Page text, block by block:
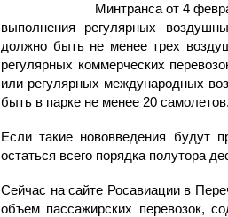
Минтранса от 4
выполнения регулярных
должно быть не менее трех
регулярных коммерческих
или регулярных международных
быть в парке не менее 20
Если такие нововведения будут
остаться всего порядка полутора
Сейчас на сайте Росавиации в
объем пассажирских перевозок,